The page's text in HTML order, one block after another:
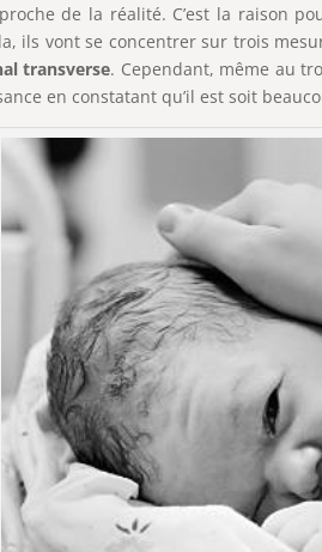
de la réalité. C’est la raison
ils vont se concentrer sur trois
transverse. Cependant, même au
en constatant qu’il est soit